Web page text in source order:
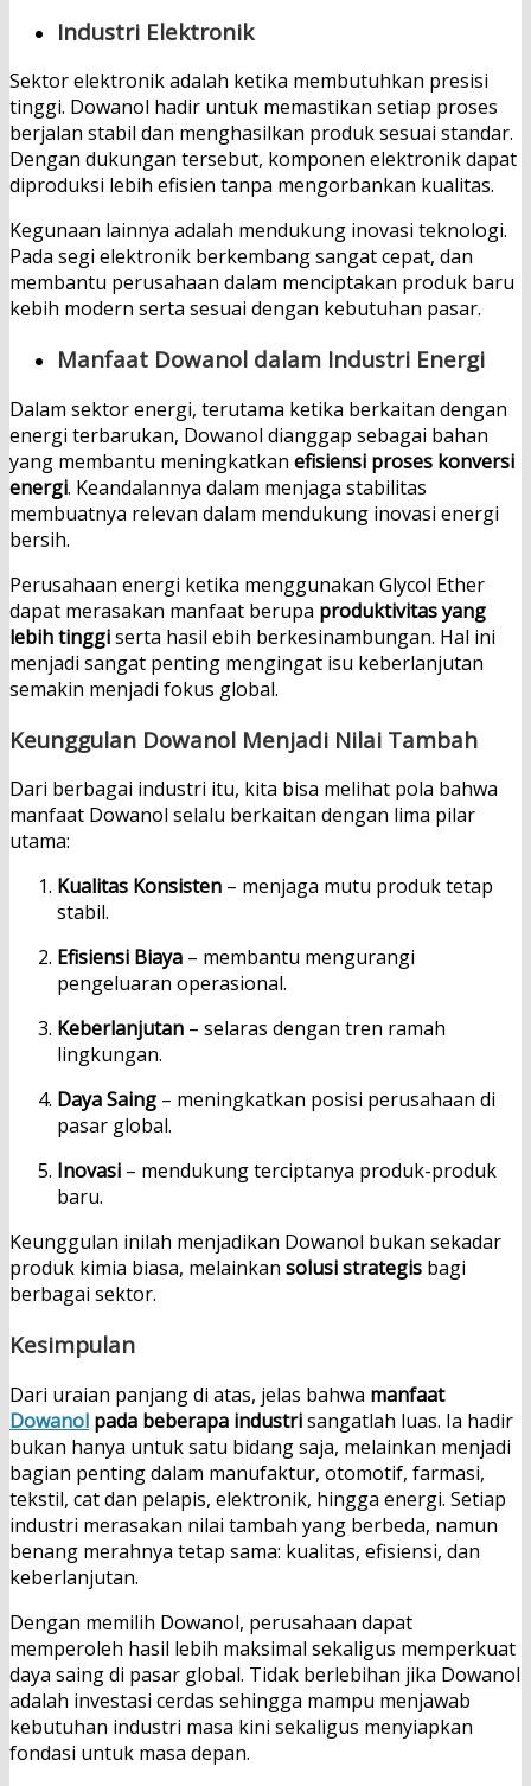
Industri Elektronik
Sektor elektronik adalah ketika membutuhkan presisi
tinggi. Dowanol hadir untuk memastikan setiap proses
berjalan stabil dan menghasilkan produk sesuai standar.
Dengan dukungan tersebut, komponen elektronik dapat
diproduksi lebih efisien tanpa mengorbankan kualitas.
Kegunaan lainnya adalah mendukung inovasi teknologi.
Pada segi elektronik berkembang sangat cepat, dan
membantu perusahaan dalam menciptakan produk baru
kebih modern serta sesuai dengan kebutuhan pasar.
Manfaat Dowanol dalam Industri Energi
Dalam sektor energi, terutama ketika berkaitan dengan
energi terbarukan, Dowanol dianggap sebagai bahan
yang membantu meningkatkan efisiensi proses konversi
energi. Keandalannya dalam menjaga stabilitas
membuatnya relevan dalam mendukung inovasi energi
bersih.
Perusahaan energi ketika menggunakan Glycol Ether
dapat merasakan manfaat berupa produktivitas yang
lebih tinggiserta hasil ebih berkesinambungan. Hal ini
menjadi sangat penting mengingat isu keberlanjutan
semakin menjadi fokus global.
Keunggulan Dowanol Menjadi Nilai Tambah
Dari berbagai industri itu, kita bisa melihat pola bahwa
manfaat Dowanol selalu berkaitan dengan lima pilar
utama:
Kualitas Konsisten – menjaga mutu produk tetap
stabil.
Efisiensi Biaya – membantu mengurangi
pengeluaran operasional.
Keberlanjutan – selaras dengan tren ramah
lingkungan.
Daya Saing – meningkatkan posisi perusahaan di
pasar global.
Inovasi – mendukung terciptanya produk-produk
baru.
Keunggulan inilah menjadikan Dowanol bukan sekadar
produk kimia biasa, melainkan solusi strategis bagi
berbagai sektor.
Kesimpulan
Dari uraian panjang di atas, jelas bahwa manfaat
Dowanol pada beberapa industrisangatlah luas. Ia hadir
bukan hanya untuk satu bidang saja, melainkan menjadi
bagian penting dalam manufaktur, otomotif, farmasi,
tekstil, cat dan pelapis, elektronik, hingga energi. Setiap
industri merasakan nilai tambah yang berbeda, namun
benang merahnya tetap sama: kualitas, efisiensi, dan
keberlanjutan.
Dengan memilih Dowanol, perusahaan dapat
memperoleh hasil lebih maksimal sekaligus memperkuat
daya saing di pasar global. Tidak berlebihan jika Dowanol
adalah investasi cerdas sehingga mampu menjawab
kebutuhan industri masa kini sekaligus menyiapkan
fondasi untuk masa depan.